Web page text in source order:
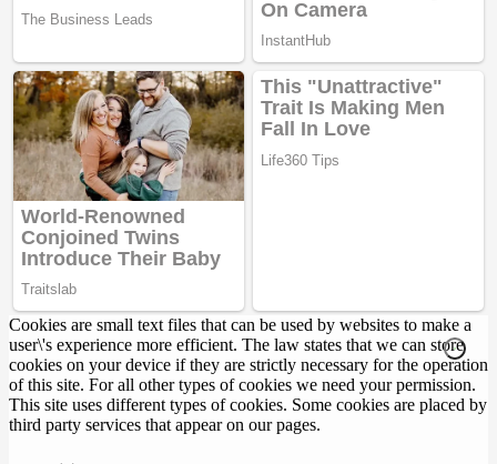
Cookies are small text files that can be used by websites to make a
user\'s experience more efficient. The law states that we can store
cookies on your device if they are strictly necessary for the operation
of this site. For all other types of cookies we need your permission.
This site uses different types of cookies. Some cookies are placed by
third party services that appear on our pages.